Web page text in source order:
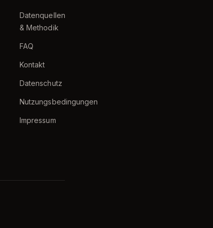
Datenquellen
& Methodik
FAQ
Kontakt
Datenschutz
Nutzungsbedingungen
Impressum